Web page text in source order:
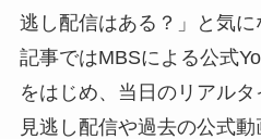
逃し配信はある？」と気
記事ではMBSによる公式
をはじめ、当日のリアル
見逃し配信や過去の公式